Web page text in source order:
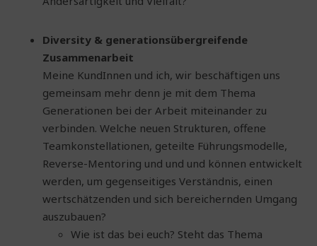
Diversity & generationsübergreifende
Zusammenarbeit
Meine KundInnen und ich, wir beschäftigen uns
gemeinsam mehr denn je mit dem Thema
Generationen bei der Arbeit miteinander zu
verbinden. Welche neuen Strukturen, offene
Teamkonstellationen, geteilte Führungsmodelle,
Reverse-Mentoring und und und können entwickelt
werden, um gegenseitiges Verständnis, einen
wertschätzenden und sich bereichernden Umgang
auszubauen?
Wie ist das bei euch? Steht das Thema